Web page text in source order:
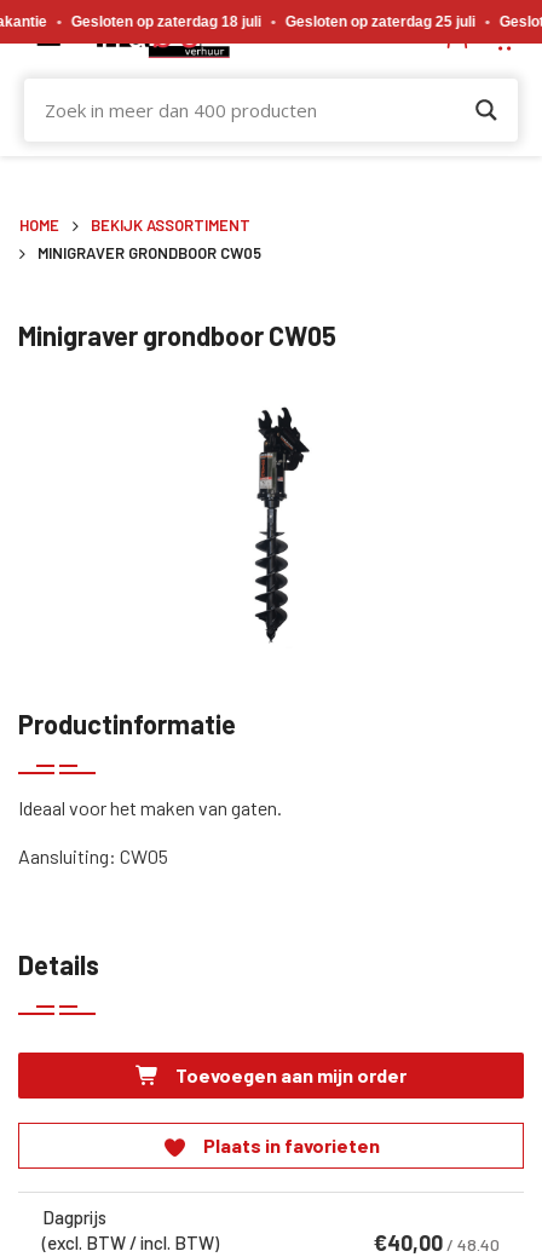
• Gesloten op zaterdag 18 juli • Gesloten op zaterdag 25 juli •
HOME
BEKIJK ASSORTIMENT
MINIGRAVER GRONDBOOR CW05
Minigraver grondboor CW05
Productinformatie
Ideaal voor het maken van gaten.
Aansluiting: CW05
Details
Toevoegen aan mijn order
Plaats in favorieten
Dagprijs
(excl. BTW / incl. BTW)
€40,00 / 48.40